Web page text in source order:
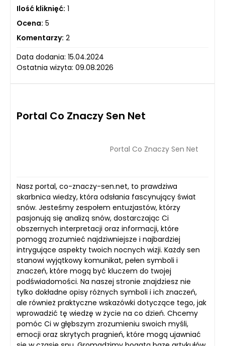
Ilość kliknięć: 1
Ocena: 5
Komentarzy: 2
Data dodania: 15.04.2024
Ostatnia wizyta: 09.08.2026
Portal Co Znaczy Sen Net
Portal Co Znaczy Sen Net
Nasz portal, co-znaczy-sen.net, to prawdziwa
skarbnica wiedzy, która odsłania fascynujący świat
snów. Jesteśmy zespołem entuzjastów, którzy
pasjonują się analizą snów, dostarczając Ci
obszernych interpretacji oraz informacji, które
pomogą zrozumieć najdziwniejsze i najbardziej
intrygujące aspekty twoich nocnych wizji. Każdy sen
stanowi wyjątkowy komunikat, pełen symboli i
znaczeń, które mogą być kluczem do twojej
podświadomości. Na naszej stronie znajdziesz nie
tylko dokładne opisy różnych symboli i ich znaczeń,
ale również praktyczne wskazówki dotyczące tego, jak
wprowadzić tę wiedzę w życie na co dzień. Chcemy
pomóc Ci w głębszym zrozumieniu swoich myśli,
emocji oraz skrytych pragnień, które mogą ujawniać